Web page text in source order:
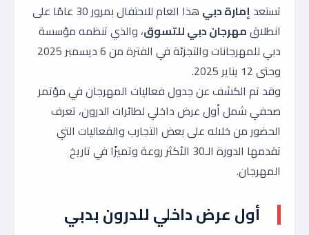
تستعد إمارة دبي
هذا العام للاحتفال بمرور 30 عامًا على
انطلاقمهرجان دبي للتسوق، والذي تنظمه مؤسسة
دبي للمهرجانات والتجزئة في الفترة من 6 ديسمبر 2025
وحتى 12 يناير 2025.
وقد تم الكشف عن جدول فعاليات المهرجان في مؤتمر
صحفي شمل أول عرض داخلي لطائرات الدرون، تعرف
الحضور من خلاله على بعض التجارب والفعاليات التي
تقدمها الدورة الـ30 الأكثر روعة وتميزًا في تاريخ
المهرجان.
أول عرض داخلي للدرون بدبي